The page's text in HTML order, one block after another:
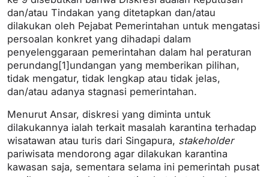
dan/atau Tindakan yang ditetapkan dan/atau
dilakukan oleh Pejabat Pemerintahan untuk mengatasi
persoalan konkret yang dihadapi dalam
penyelenggaraan pemerintahan dalam hal peraturan
perundang[1]undangan yang memberikan pilihan,
tidak mengatur, tidak lengkap atau tidak jelas,
dan/atau adanya stagnasi pemerintahan.
Menurut Ansar, diskresi yang diminta untuk
dilakukannya ialah terkait masalah karantina terhadap
wisatawan atau turis dari Singapura, stakeholder
pariwisata mendorong agar dilakukan karantina
kawasan saja, sementara selama ini pemerintah pusat